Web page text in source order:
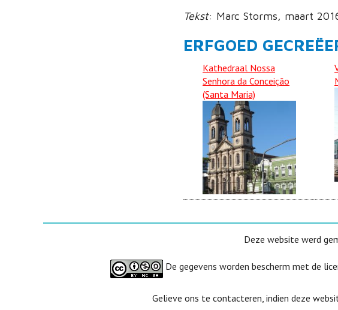
Tekst: Marc Storms, maart
ERFGOED
Kathedraal Nossa
Senhora da Conceição
(Santa Maria)
Deze website werd
De gegevens worden bescherm met de
Gelieve ons te contacteren, indien deze